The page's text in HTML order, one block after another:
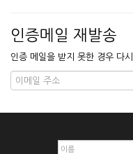
인증메일 재발송
인증 메일을 받지 못한 경우 다